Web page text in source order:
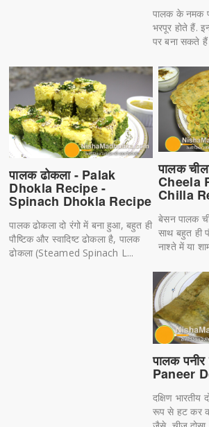
पालक के नमक
भरपूर होते हैं.
पर बना सकते हैं
पालक
Cheela
Chilla
बेसन पालक
साथ बहुत ही
नाश्ते में या
पालक ढोकला - Palak
Dhokla Recipe -
Spinach Dhokla Recipe
पालक ढोकला दो रंगो में बना हुआ, बहुत ही
पौष्टिक और स्वादिष्ट ढोकला है, पालक
ढोकला (Steamed Spinach L...
पालक
Paneer
दक्षिण भारतीय
रूप से हट कर